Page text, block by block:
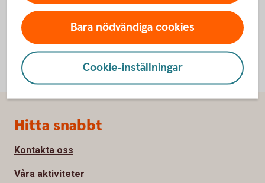
Bara nödvändiga cookies
Cookie-inställningar
Sidfot
Hitta snabbt
Kontakta oss
Våra aktiviteter